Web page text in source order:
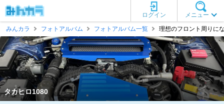
メニュー
ログイン
みんカラ
フォトアルバム フォトアルバム一覧 理想のフロント周りに
タカヒロ1080